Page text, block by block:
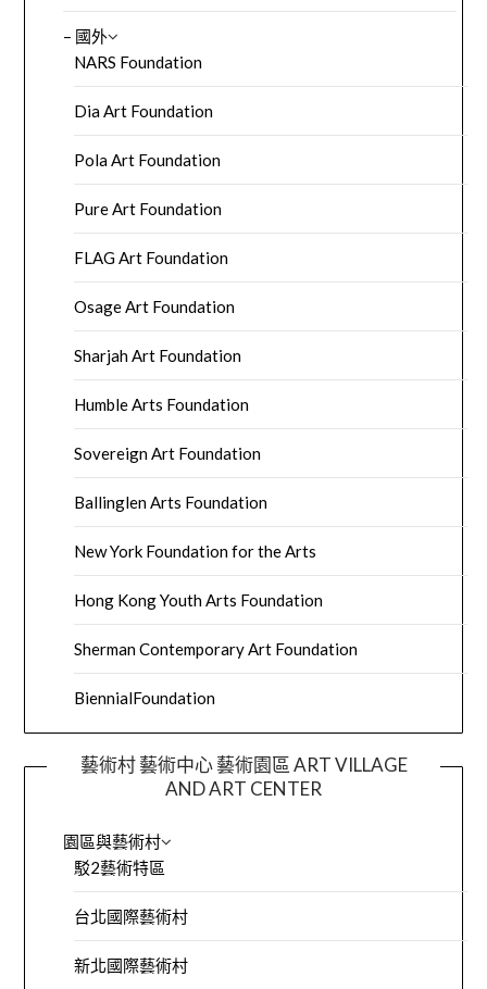
– 國外
NARS Foundation
Dia Art Foundation
Pola Art Foundation
Pure Art Foundation
FLAG Art Foundation
Osage Art Foundation
Sharjah Art Foundation
Humble Arts Foundation
Sovereign Art Foundation
Ballinglen Arts Foundation
New York Foundation for the Arts
Hong Kong Youth Arts Foundation
Sherman Contemporary Art Foundation
BiennialFoundation
藝術村 藝術中心 藝術園區 ART VILLAGE
AND ART CENTER
園區與藝術村
駁2藝術特區
台北國際藝術村
新北國際藝術村